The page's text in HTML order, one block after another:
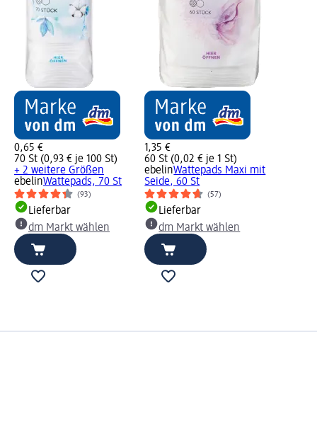
0,65 €
70 St (0,93 € je 100 St)
+ 2 weitere Größen
ebelinWattepads, 70 St
(93)
Lieferbar
dm Markt wählen
1,35 €
60 St (0,02 € je 1 St)
ebelinWattepads Maxi mit
Seide, 60 St
(57)
Lieferbar
dm Markt wählen